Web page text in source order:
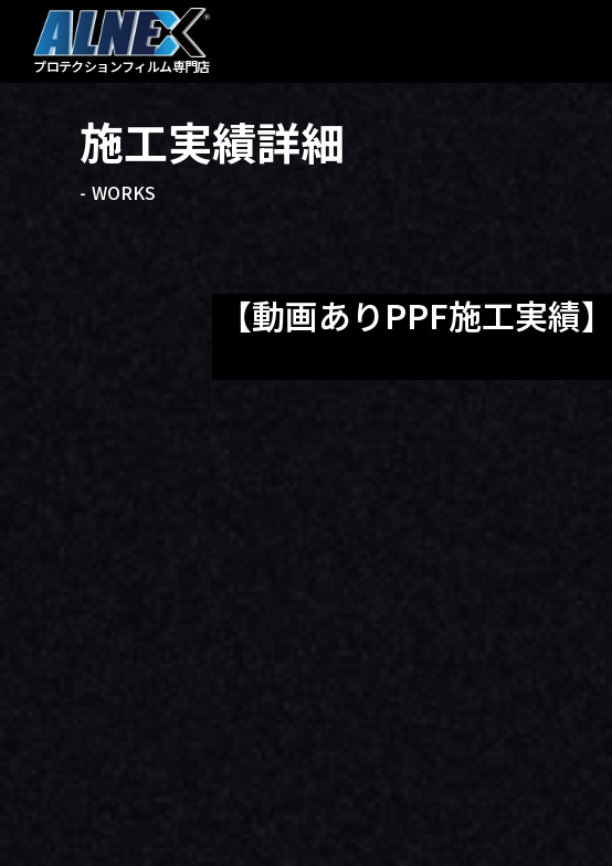
プロテクションフィルム専門店
施工実績詳細
- WORKS
【動画ありPPF施工実